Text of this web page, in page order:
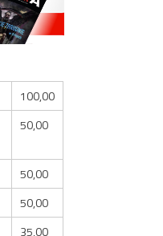
100,00
50,00
50,00
50,00
35,00